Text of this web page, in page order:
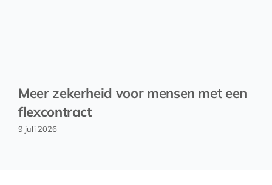
Meer zekerheid voor mensen met een
flexcontract
9 juli 2026